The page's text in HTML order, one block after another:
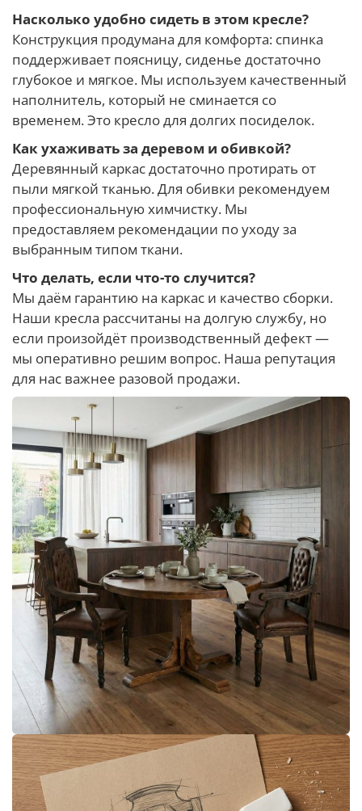
Насколько удобно сидеть в этом кресле?
Конструкция продумана для комфорта: спинка
поддерживает поясницу, сиденье достаточно
глубокое и мягкое. Мы используем качественный
наполнитель, который не сминается со
временем. Это кресло для долгих посиделок.
Как ухаживать за деревом и обивкой?
Деревянный каркас достаточно протирать от
пыли мягкой тканью. Для обивки рекомендуем
профессиональную химчистку. Мы
предоставляем рекомендации по уходу за
выбранным типом ткани.
Что делать, если что-то случится?
Мы даём гарантию на каркас и качество сборки.
Наши кресла рассчитаны на долгую службу, но
если произойдёт производственный дефект —
мы оперативно решим вопрос. Наша репутация
для нас важнее разовой продажи.